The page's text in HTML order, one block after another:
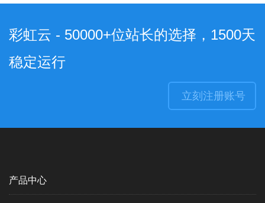
彩虹云 - 50000+位站长的选择，1500天
稳定运行
立刻注册账号
产品中心